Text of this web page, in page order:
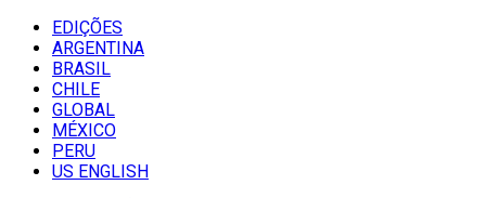
EDIÇÕES
ARGENTINA
BRASIL
CHILE
GLOBAL
MÉXICO
PERU
US ENGLISH